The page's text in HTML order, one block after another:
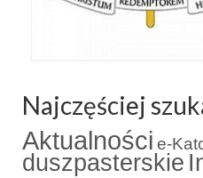
Triduum St.
Boże Ciało – 20
Pierwsza
Najczęściej
Aktualności e-
duszpasterskie